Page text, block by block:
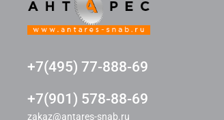
+7(495) 77-888-69
+7(901) 578-88-69
zakaz@antares-snab.ru